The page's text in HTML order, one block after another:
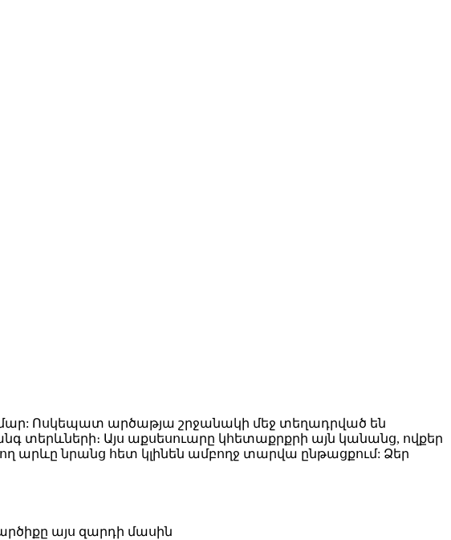
Ոսկեպատ արծաթյա շրջանակի մեջ տեղադրված են
տերևների։ Այս աքսեսուարը կհետաքրքրի այն կանանց, ովքեր
արևը նրանց հետ կլինեն ամբողջ տարվա ընթացքում: Ձեր
այս զարդի մասին